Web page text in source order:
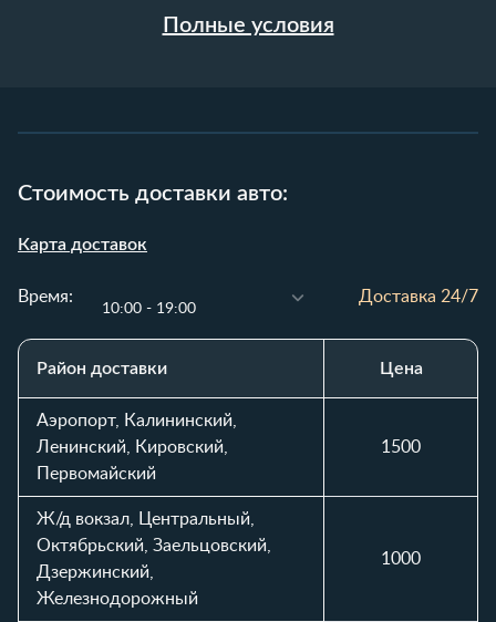
Полные условия
Стоимость доставки авто:
Карта доставок
Время:
10:00 - 19:00
Доставка 24/7
Таблица стоимости доставки автомобиля по районам и
Район доставки Цена
Аэропорт, Калининский,
Ленинский, Кировский,
Первомайский
1500
Ж/д вокзал, Центральный,
Октябрьский, Заельцовский,
Дзержинский,
Железнодорожный
1000